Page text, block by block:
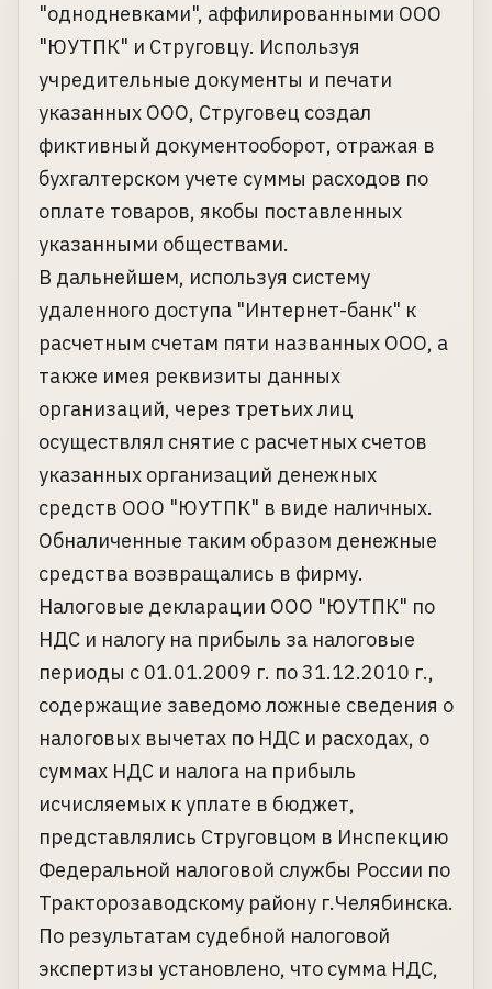
"однодневками", аффилированными ООО
"ЮУТПК" и Струговцу. Используя
учредительные документы и печати
указанных ООО, Струговец создал
фиктивный документооборот, отражая в
бухгалтерском учете суммы расходов по
оплате товаров, якобы поставленных
указанными обществами.
В дальнейшем, используя систему
удаленного доступа "Интернет-банк" к
расчетным счетам пяти названных ООО, а
также имея реквизиты данных
организаций, через третьих лиц
осуществлял снятие с расчетных счетов
указанных организаций денежных
средств ООО "ЮУТПК" в виде наличных.
Обналиченные таким образом денежные
средства возвращались в фирму.
Налоговые декларации ООО "ЮУТПК" по
НДС и налогу на прибыль за налоговые
периоды с 01.01.2009 г. по 31.12.2010 г.,
содержащие заведомо ложные сведения о
налоговых вычетах по НДС и расходах, о
суммах НДС и налога на прибыль
исчисляемых к уплате в бюджет,
представлялись Струговцом в Инспекцию
Федеральной налоговой службы России по
Тракторозаводскому району г.Челябинска.
По результатам судебной налоговой
экспертизы установлено, что сумма НДС,